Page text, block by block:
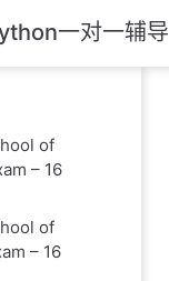
一对一辅导
of
– 16
of
– 16